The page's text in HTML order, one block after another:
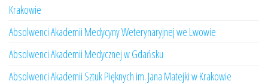
Krakowie
Absolwenci Akademii Medycyny Weterynaryjnej we Lwowie
Absolwenci Akademii Medycznej w Gdańsku
Absolwenci Akademii Sztuk Pięknych im. Jana Matejki w Krakowie